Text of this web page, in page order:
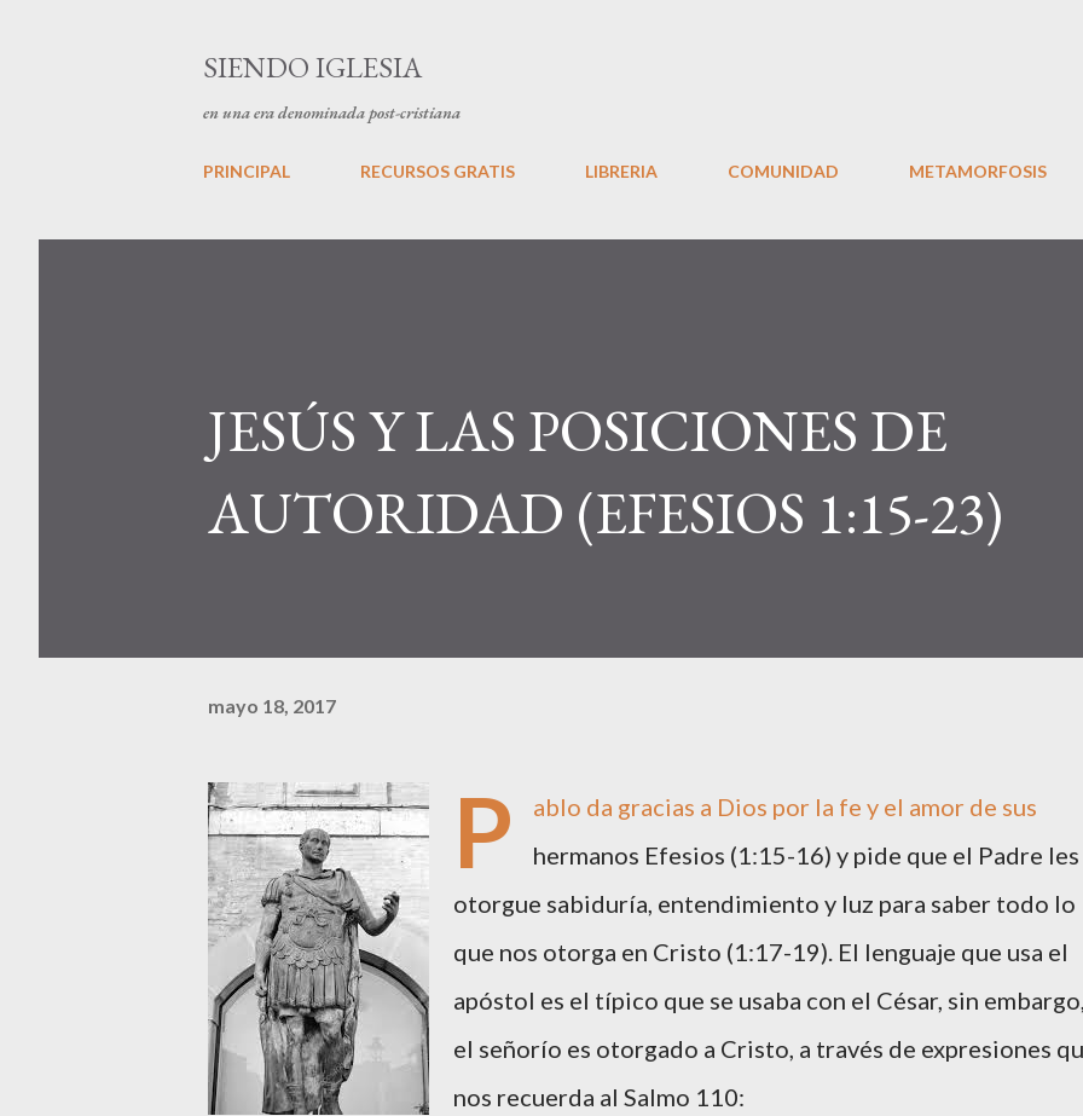
SIENDO IGLESIA
en una era denominada post-cristiana
PRINCIPAL RECURSOS GRATIS LIBRERIA COMUNIDAD METAMORFOSIS
JESÚS Y LAS POSICIONES DE
AUTORIDAD (EFESIOS 1:15-23)
mayo 18, 2017
P
ablo da gracias a Dios por la fe y el amor de sus
hermanos Efesios (1:15-16) y pide que el Padre les
otorgue sabiduría, entendimiento y luz para saber todo lo
que nos otorga en Cristo (1:17-19). El lenguaje que usa el
apóstol es el típico que se usaba con el César, sin
el señorío es otorgado a Cristo, a través de expresiones
nos recuerda al Salmo 110: